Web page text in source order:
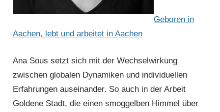
Geboren in
Aachen, lebt und arbeitet in Aachen
Ana Sous setzt sich mit der Wechselwirkung
zwischen globalen Dynamiken und individuellen
Erfahrungen auseinander. So auch in der Arbeit
Goldene Stadt, die einen smoggelben Himmel über